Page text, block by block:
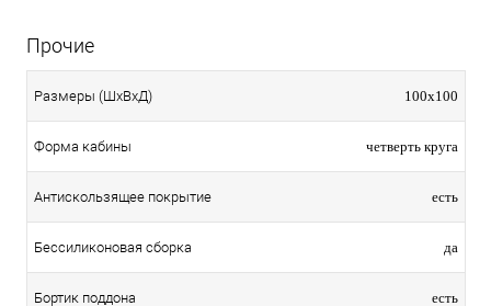
Прочие
Размеры (ШхВхД) 100x100
Форма кабины четверть круга
Антискользящее покрытие есть
Беcсиликоновая сборка да
Бортик поддона есть